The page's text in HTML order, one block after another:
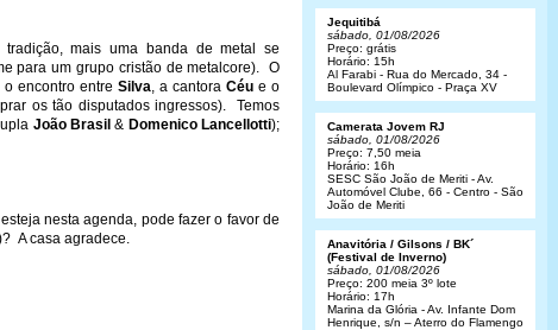
mais uma banda de metal se
para um grupo cristão de metalcore). O
encontro entre Silva, a cantora Céu e o
os tão disputados ingressos). Temos
João Brasil & Domenico Lancellotti);
nesta agenda, pode fazer o favor de
A casa agradece.
Jequitibá
sábado, 01/08/2026
Preço: grátis
Horário: 15h
Al Farabi - Rua do Mercado, 34 -
Boulevard Olímpico - Praça XV
Camerata Jovem RJ
sábado, 01/08/2026
Preço: 7,50 meia
Horário: 16h
SESC São João de Meriti - Av.
Automóvel Clube, 66 - Centro - São
João de Meriti
Anavitória / Gilsons / BK´
(Festival de Inverno)
sábado, 01/08/2026
Preço: 200 meia 3º lote
Horário: 17h
Marina da Glória - Av. Infante Dom
Henrique, s/n – Aterro do Flamengo